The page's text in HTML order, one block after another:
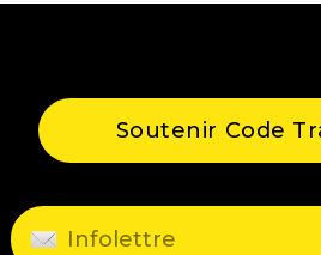
Blogue
Soutenir Code